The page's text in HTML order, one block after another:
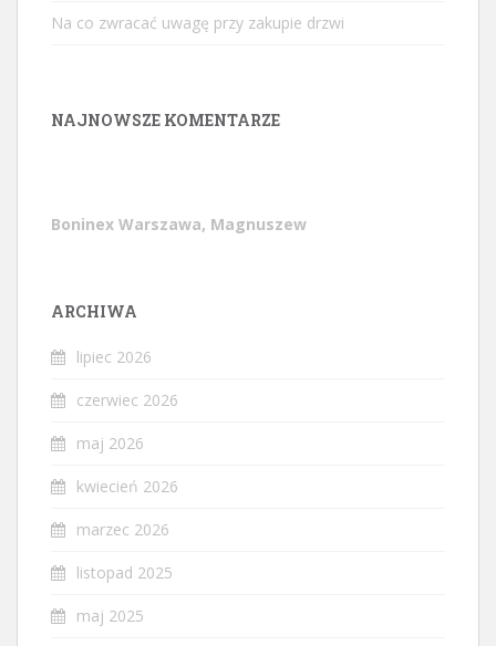
Na co zwracać uwagę przy zakupie drzwi
NAJNOWSZE KOMENTARZE
Boninex Warszawa, Magnuszew
ARCHIWA
lipiec 2026
czerwiec 2026
maj 2026
kwiecień 2026
marzec 2026
listopad 2025
maj 2025